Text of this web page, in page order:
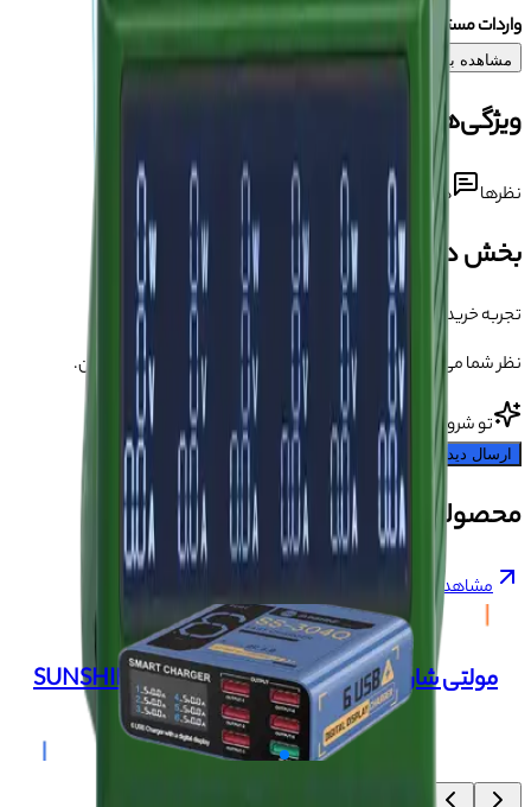
واردات مستقیم از کارخانجات چین باآسان جی اس ام
مشاهده بیشتر
ویژگی‌های محصول
نظرها دیدگاه کاربران درباره این محصول
بخش دیدگاه‌ها
تجربه خریدت رو بگو 💬
نظر شما می‌تونه به بقیه کمک کنه انتخاب مطمئن‌تری داشته باشن.
تو شروع کن!
ارسال دیدگاه
محصولات مشابه
مشاهده همه
+
مولتی شارژر آبی SUNSHINE SS-304Q NEW 2025
ناموجود